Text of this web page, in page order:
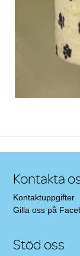
Kontakta
Kontaktuppgifter
Gilla oss på
Stöd oss